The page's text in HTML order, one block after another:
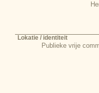
Lokatie / identiteit
Publieke vrije